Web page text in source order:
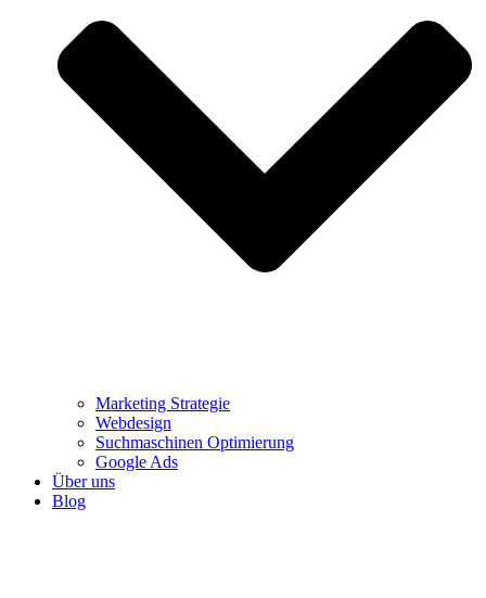
Marketing Strategie
Webdesign
Suchmaschinen Optimierung
Google Ads
Über uns
Blog